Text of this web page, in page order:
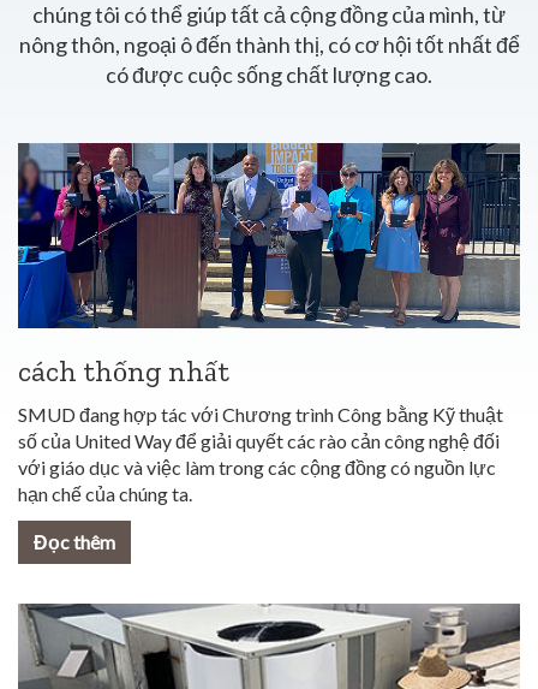
chúng tôi có thể giúp tất cả cộng đồng của mình, từ
nông thôn, ngoại ô đến thành thị, có cơ hội tốt nhất để
có được cuộc sống chất lượng cao.
cách thống nhất
SMUD đang hợp tác với Chương trình Công bằng Kỹ thuật
số của United Way để giải quyết các rào cản công nghệ đối
với giáo dục và việc làm trong các cộng đồng có nguồn lực
hạn chế của chúng ta.
Đọc thêm